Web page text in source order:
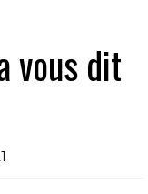
vous dit